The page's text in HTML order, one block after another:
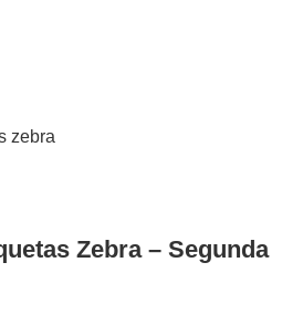
Zebra – Segunda